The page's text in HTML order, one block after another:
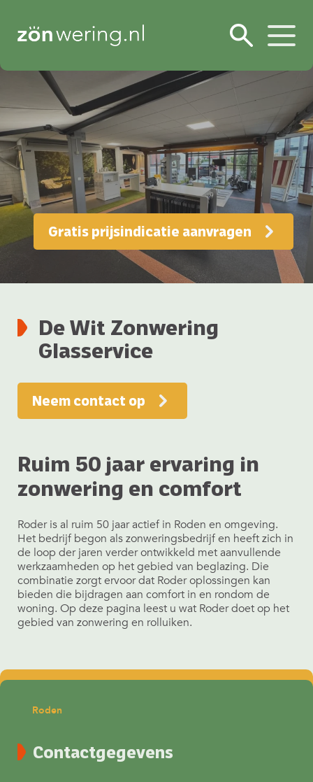
Gratis prijsindicatie aanvragen
De Wit Zonwering
Glasservice
Neem contact op
Ruim 50 jaar ervaring in
zonwering en comfort
Roder is al ruim 50 jaar actief in Roden en omgeving.
Het bedrijf begon als zonweringsbedrijf en heeft zich in
de loop der jaren verder ontwikkeld met aanvullende
werkzaamheden op het gebied van beglazing. Die
combinatie zorgt ervoor dat Roder oplossingen kan
bieden die bijdragen aan comfort in en rondom de
woning. Op deze pagina leest u wat Roder doet op het
gebied van zonwering en rolluiken.
Roden
Contactgegevens